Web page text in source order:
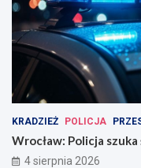
KRADZIEŻ POLICJA
Wrocław: Policja
4 sierpnia 2026